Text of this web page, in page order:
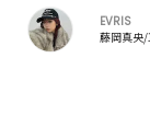
EVRIS
藤岡真央